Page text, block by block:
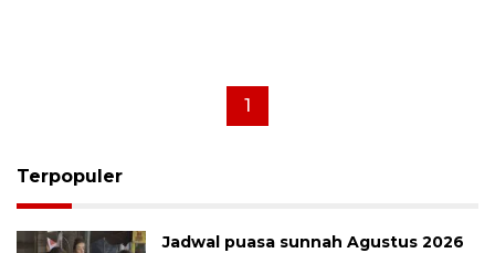
1
Terpopuler
Jadwal puasa sunnah Agustus 2026